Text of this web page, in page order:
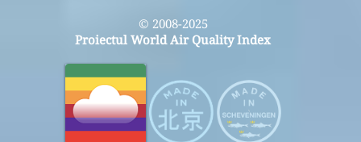
© 2008-2025
Proiectul World Air Quality Index